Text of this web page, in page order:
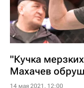
"Кучка
Махачев
14 мая 2021, 12:00